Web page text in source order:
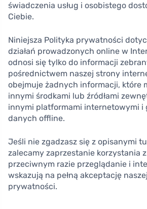
świadczenia usług i osobistego
Ciebie.
Niniejsza Polityka prywatności
działań prowadzonych online w
odnosi się tylko do informacji
pośrednictwem naszej strony
obejmuje żadnych informacji, które
innymi środkami lub źródłami
innymi platformami internetowymi i
danych offline.
Jeśli nie zgadzasz się z opisanymi
zalecamy zaprzestanie korzystania
przeciwnym razie przeglądanie i
wskazują na pełną akceptację
prywatności.